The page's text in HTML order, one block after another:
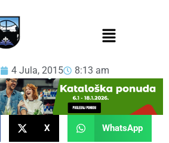
4 Jula, 2015 8:13 am
X WhatsApp